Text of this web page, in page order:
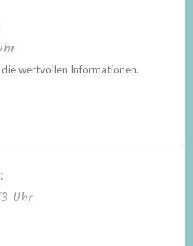
wertvollen Informationen.
Uhr